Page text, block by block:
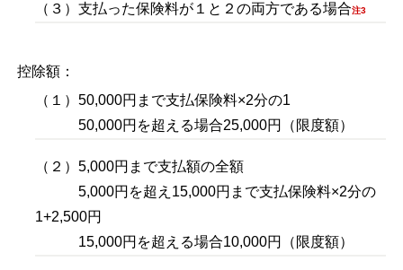
（３）支払った保険料が１と２の両方である場合注3
控除額：
（１）50,000円まで支払保険料×2分の1
50,000円を超える場合25,000円（限度額）
（２）5,000円まで支払額の全額
5,000円を超え15,000円まで支払保険料×2分の
1+2,500円
15,000円を超える場合10,000円（限度額）